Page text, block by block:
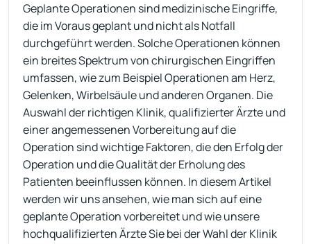
Geplante Operationen sind medizinische Eingriffe,
die im Voraus geplant und nicht als Notfall
durchgeführt werden. Solche Operationen können
ein breites Spektrum von chirurgischen Eingriffen
umfassen, wie zum Beispiel Operationen am Herz,
Gelenken, Wirbelsäule und anderen Organen. Die
Auswahl der richtigen Klinik, qualifizierter Ärzte und
einer angemessenen Vorbereitung auf die
Operation sind wichtige Faktoren, die den Erfolg der
Operation und die Qualität der Erholung des
Patienten beeinflussen können. In diesem Artikel
werden wir uns ansehen, wie man sich auf eine
geplante Operation vorbereitet und wie unsere
hochqualifizierten Ärzte Sie bei der Wahl der Klinik